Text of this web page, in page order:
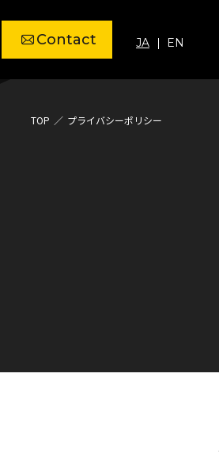
Contact JA EN
TOP プライバシーポリシー